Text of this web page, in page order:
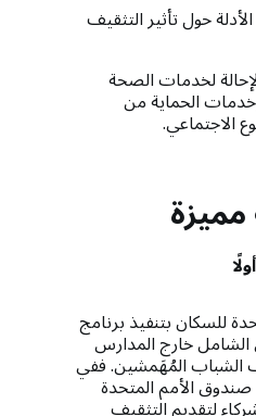
حول تأثير التثقيف
لخدمات الصحة
الحماية من
الاجتماعي.
للسكان بتنفيذ برنامج
خارج المدارس
يستهدف الشباب المُهَمشين. ففي
الأمم المتحدة